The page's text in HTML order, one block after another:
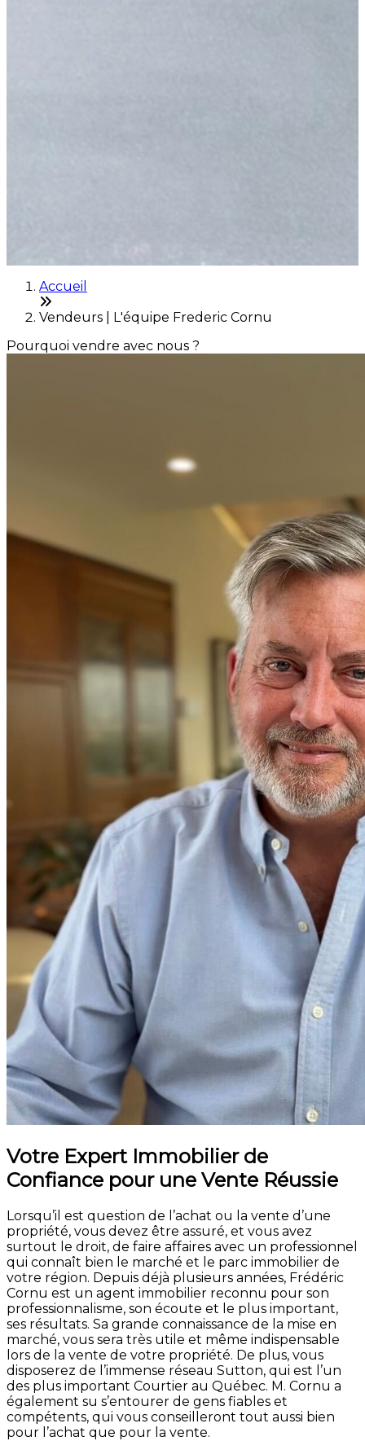
Accueil
Vendeurs | L'équipe Frederic Cornu
Pourquoi vendre avec nous ?
Votre Expert Immobilier de
Confiance pour une Vente Réussie
Lorsqu’il est question de l’achat ou la vente d’une
propriété, vous devez être assuré, et vous avez
surtout le droit, de faire affaires avec un professionnel
qui connaît bien le marché et le parc immobilier de
votre région. Depuis déjà plusieurs années, Frédéric
Cornu est un agent immobilier reconnu pour son
professionnalisme, son écoute et le plus important,
ses résultats. Sa grande connaissance de la mise en
marché, vous sera très utile et même indispensable
lors de la vente de votre propriété. De plus, vous
disposerez de l’immense réseau Sutton, qui est l’un
des plus important Courtier au Québec. M. Cornu a
également su s’entourer de gens fiables et
compétents, qui vous conseilleront tout aussi bien
pour l’achat que pour la vente.